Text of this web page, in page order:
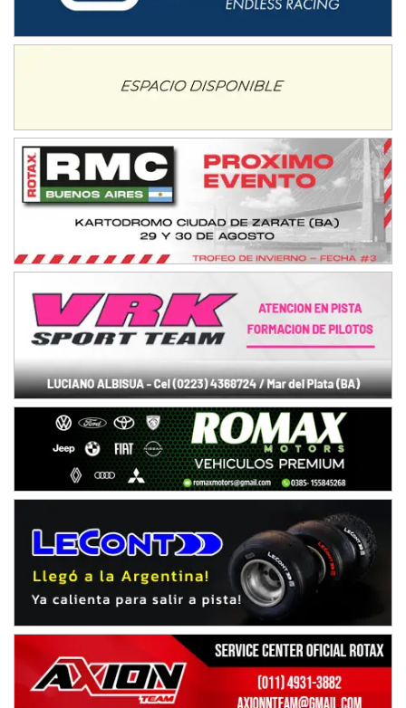
NORESTE SANTAFESINO - F6
Rufino (Santa Fe)
TUCUMANO - F5
Juan Navarro (Asfalto)
El Timbó (Tucumán)